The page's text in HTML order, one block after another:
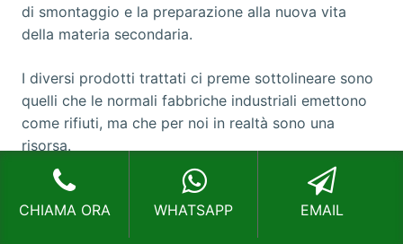
di smontaggio e la preparazione alla nuova vita
della materia secondaria.
I diversi prodotti trattati ci preme sottolineare sono
quelli che le normali fabbriche industriali emettono
come rifiuti, ma che per noi in realtà sono una
risorsa.
CHIAMA ORA WHATSAPP EMAIL